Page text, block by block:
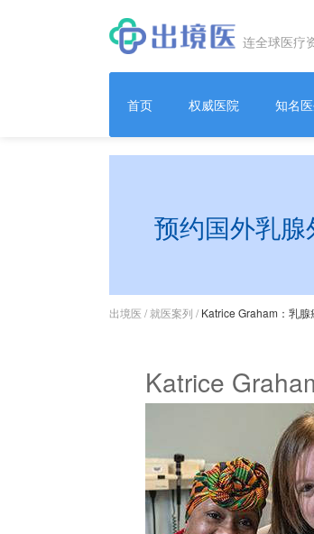
连全球医疗
首页 权威医院 知名
预约国外乳
出境医 / 就医案列 / Katrice Graham：乳
Katrice